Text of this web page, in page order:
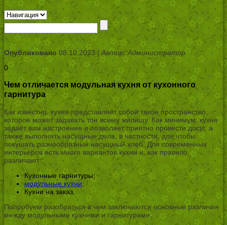
Опубликовано08.10.2023 |Автор: Администратор
0
Чем отличается модульная кухня от кухонного
гарнитура
Как известно, кухня представляет собой такое пространство,
которое может задавать тон всему жилищу. Как минимум, кухня
задаёт вам настроение и позволяет приятно провести досуг, а
также выполнять насущные дела, в частности, для чтобы
покушать разнообразный насущный хлеб. Для современных
интерьеров есть много вариантов кухни и, как правило,
различают:
Кухонные гарнитуры;
модульные кухни;
Кухни на заказ.
Попробуем разобраться в чем заключаются основные различия
между модульными кухнями и гарнитурами.